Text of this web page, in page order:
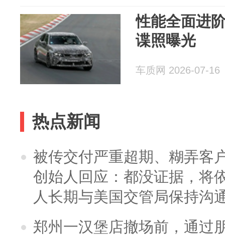
性能全面进
谍照曝光
车质网 2026-07-16
热点新闻
被传交付严重超期、糊弄客
创始人回应：都没证据，将
人长期与美国交管局保持沟
郑州一汉堡店撤场前，通过